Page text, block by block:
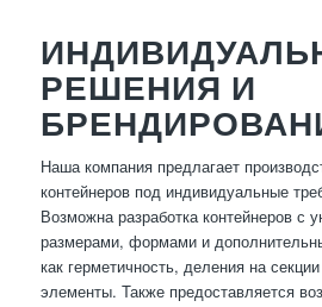
РЕШЕНИЯ И
Наша компания предлагает
контейнеров под индивидуальные
Возможна разработка контейнеров с
размерами, формами и
как герметичность, деления на
элементы. Также предоставляется